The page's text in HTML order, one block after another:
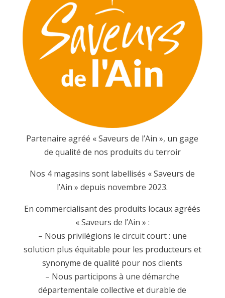
Partenaire agréé « Saveurs de l’Ain », un gage
de qualité de nos produits du terroir
Nos 4 magasins sont labellisés « Saveurs de
l’Ain » depuis novembre 2023.
En commercialisant des produits locaux agréés
« Saveurs de l’Ain » :
– Nous privilégions le circuit court : une
solution plus équitable pour les producteurs et
synonyme de qualité pour nos clients
– Nous participons à une démarche
départementale collective et durable de